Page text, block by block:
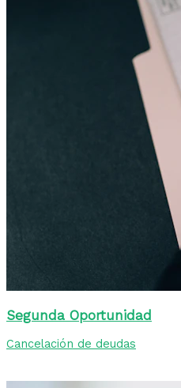
Segunda Oportunidad
Cancelación de deudas